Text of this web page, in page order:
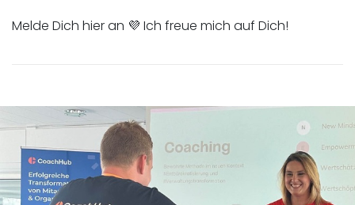
Melde Dich hier an 💜 Ich freue mich auf Dich!